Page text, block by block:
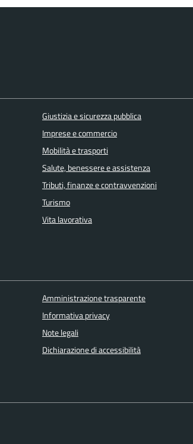
Giustizia e sicurezza pubblica
Imprese e commercio
Mobilità e trasporti
Salute, benessere e assistenza
Tributi, finanze e contravvenzioni
Turismo
Vita lavorativa
Amministrazione trasparente
Informativa privacy
Note legali
Dichiarazione di accessibilità